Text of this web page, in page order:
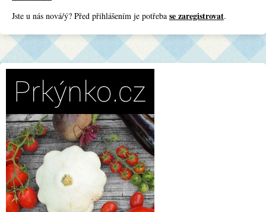
Jste u nás nová/ý? Před přihlášením je potřeba se zaregistrovat.